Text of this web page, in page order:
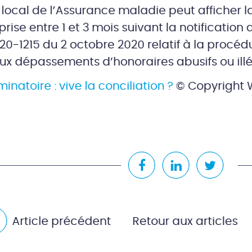
local de l’Assurance maladie peut afficher
entre 1 et 3 mois suivant la notification
1215 du 2 octobre 2020 relatif à la
dépassements d’honoraires abusifs ou
: vive la conciliation ?© Copyright
Article précédent Retour aux articles